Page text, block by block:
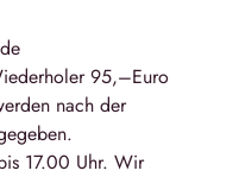
95,–Euro
nach der
17.00 Uhr. Wir